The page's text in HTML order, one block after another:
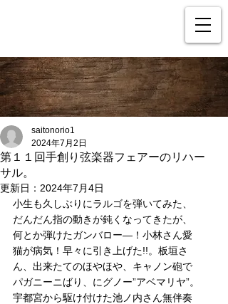
第１１回手創り弦楽器フェアーのリハー
サル。
saitonorio1
2024年7月2日
更新日： 2024年7月4日
小生も久しぶりにラルゴを弾いてみた、
だんだん指の動きが鈍くなってきたが、
何とか弾けたガンバロー―！小林さん愛
猫が病気！早々に引き上げた!!。板垣さ
ん、出来たてのほやほや、キャノン砲で
パガニーニばり、にグノー”アベマリヤ”。
宇都宮から駆け付けた池ノ内さん無伴奏